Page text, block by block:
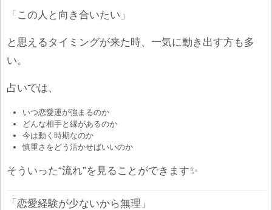
「この人と向き合いたい」
と思えるタイミングが来た時、一気に動き出す方も多
い。
占いでは、
いつ恋愛運が強まるのか
どんな相手と縁があるのか
今は動く時期なのか
慎重さをどう活かせばいいのか
そういった“流れ”を見ることができます✨
「恋愛経験が少ないから無理」